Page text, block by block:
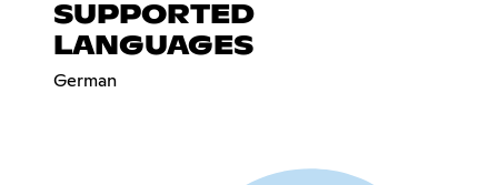
SUPPORTED
LANGUAGES
German